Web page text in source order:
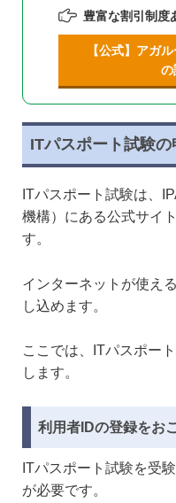
豊富な割引制度
【公式】アガ
の
ITパスポート試験
ITパスポート試験は、
機構）にある公式サイ
す。
インターネットが使え
し込めます。
ここでは、ITパスポー
します。
利用者IDの登録をお
ITパスポート試験を受
が必要です。